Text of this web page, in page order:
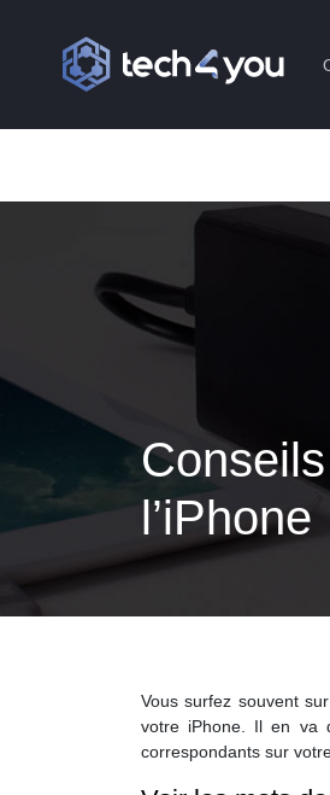
l’iPhone
Vous surfez souvent
votre iPhone. Il en va
correspondants sur